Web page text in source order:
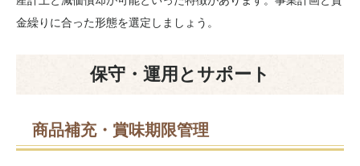
金繰りに合った形態を選定しましょう。
保守・運用とサポート
商品補充・賞味期限管理